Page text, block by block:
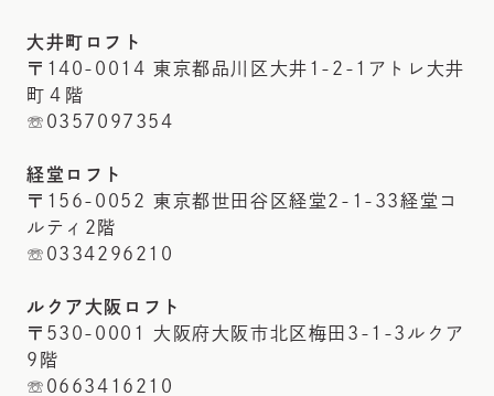
大井町ロフト
〒140-0014 東京都品川区大井1-2-1アトレ大井
町４階
☏0357097354
経堂ロフト
〒156-0052 東京都世田谷区経堂2-1-33経堂コ
ルティ2階
☏0334296210
ルクア大阪ロフト
〒530-0001 大阪府大阪市北区梅田3-1-3ルクア
9階
☏0663416210